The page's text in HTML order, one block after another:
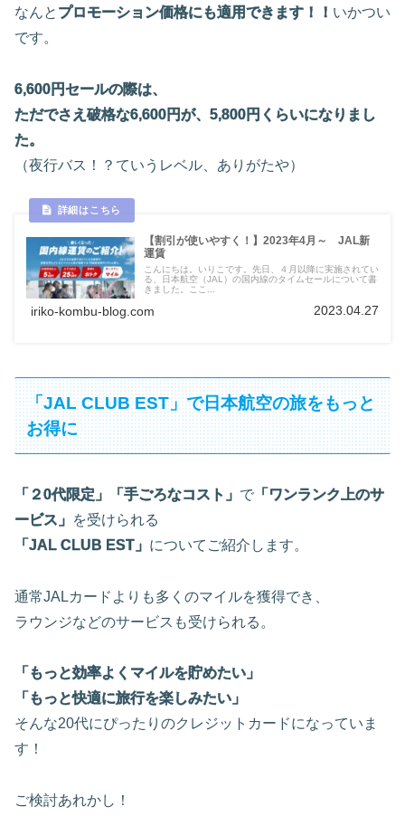
なんと プロモーション価格にも適用できます！！ いかつい
です。
6,600円セールの際は、
ただでさえ破格な6,600円が、5,800円くらいになりまし
た。
（夜行バス！？ていうレベル、ありがたや）
【割引が使いやすく！】2023年4月～ JAL新
運賃
こんにちは。いりこです。先日、４月以降に実施されてい
る、日本航空（JAL）の国内線のタイムセールについて書
きました。ここ...
iriko-kombu-blog.com 2023.04.27
「JAL CLUB EST」で日本航空の旅をもっと
お得に
「２0代限定」 「手ごろなコスト」 で 「ワンランク上のサ
ービス」 を受けられる
「JAL CLUB EST」 についてご紹介します。
通常JALカードよりも多くのマイルを獲得でき、
ラウンジなどのサービスも受けられる。
「もっと効率よくマイルを貯めたい」
「もっと快適に旅行を楽しみたい」
そんな20代にぴったりのクレジットカードになっていま
す！
ご検討あれかし！